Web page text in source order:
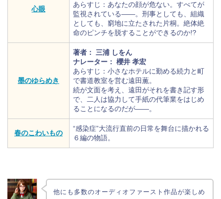
心眼
あらすじ：あなたの顔が危ない。すべてが
監視されている――。刑事としても、組織
としても、窮地に立たされた片桐。絶体絶
命のピンチを脱することができるのか!?
墨のゆらめき
著者： 三浦 しをん
ナレーター： 櫻井 孝宏
あらすじ：小さなホテルに勤める続力と町
で書道教室を営む遠田薫。
続が文面を考え、遠田がそれを書き記す形
で、二人は協力して手紙の代筆業をはじめ
ることになるのだが――。
春のこわいもの
“感染症”大流行直前の日常を舞台に描かれる
６編の物語。
他にも多数のオーディオファースト作品が楽しめ